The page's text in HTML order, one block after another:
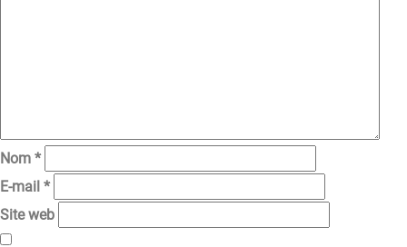
Nom *
E-mail *
Site web